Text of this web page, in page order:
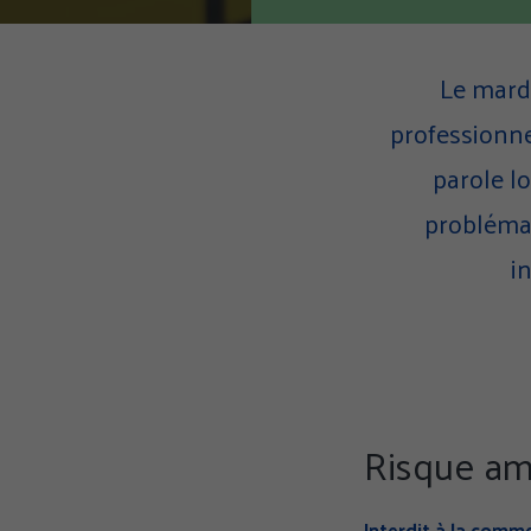
Le
parole
Risque